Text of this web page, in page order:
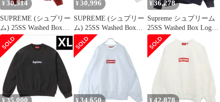
¥ 30,514
SUPREME (シュプリー
ム) 25SS Washed Box
Logo Crewneck ウォッ
シュド ボックスロゴク
ルーネックスウェット
トレーナー レッド
¥ 30,996
SUPREME (シュプリー
ム) 25SS Washed Box
Logo Crewneck ウォッ
シュド ボックスロゴプ
リント クルーネック プ
ルオーバースウェット
トレーナー ホワイト
¥ 36,278
Supreme シュプリーム
25SS Washed Box Logo
Crewneck Sweat shirt ウ
ォッシュド ボックス ロ
ゴ クルーネック スウェ
ット シャツ ネイビー
ネイビー系 L【極上美
品】【中古】
¥35,000 ¥34,650 ¥42,878